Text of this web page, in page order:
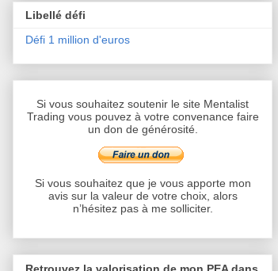
Libellé défi
Défi 1 million d'euros
Si vous souhaitez soutenir le site Mentalist
Trading vous pouvez à votre convenance faire
un don de générosité.
Si vous souhaitez que je vous apporte mon
avis sur la valeur de votre choix, alors
n’hésitez pas à me solliciter.
Retrouvez la valorisation de mon PEA dans